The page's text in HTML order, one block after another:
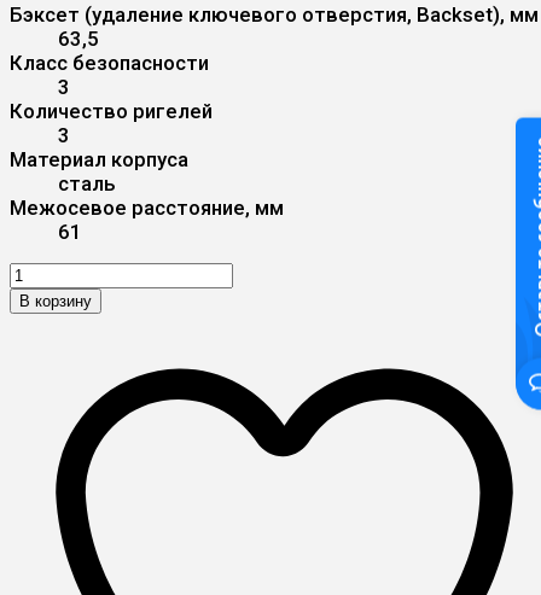
Бэксет (удаление ключевого отверстия, Backset), мм
63,5
Класс безопасности
3
Количество ригелей
3
Материал корпуса
сталь
Межосевое расстояние, мм
61
В корзину